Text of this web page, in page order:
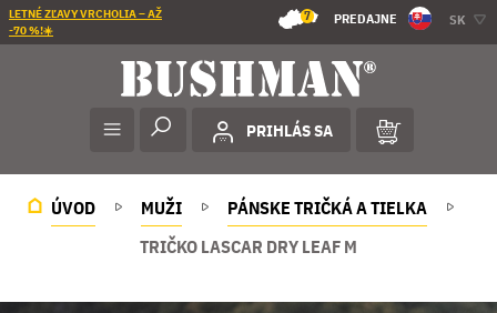
LETNÉ ZĽAVY VRCHOLIA – AŽ
-70 %!☀️
7 PREDAJNE SK
PRIHLÁS SA
ÚVOD MUŽI
PÁNSKE TRIČKÁ A TIELKA
TRIČKO LASCAR DRY LEAF M